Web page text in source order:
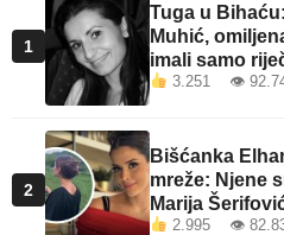
1
Tuga u
Muhić,
imali samo
3.251 👁
2
Bišćanka
mreže: Njene
Marija
2.995 👁